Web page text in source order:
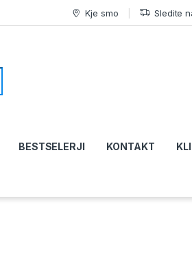
Kje smo Sledite
BESTSELERJI KONTAKT